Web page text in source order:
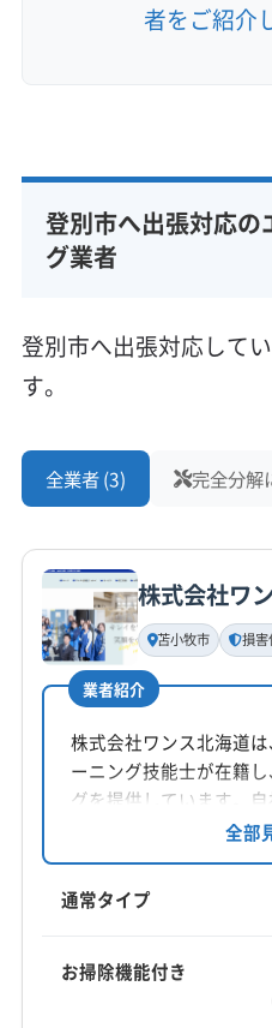
者をご紹介
登別市へ出張対応の
グ業者
登別市へ出張対応して
す。
全業者 (3) 完全分解
株式会社ワ
苫小牧市 損害
業者紹介
株式会社ワンス北海道
ーニング技能士が在籍
グを提供しています。
の同行も可能。損害保
金14,300円からで、お
などのオプションも充
広いエリアに対応してい
全部
通常タイプ
お掃除機能付き